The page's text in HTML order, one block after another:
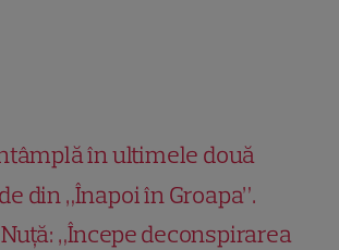
în ultimele două
din „Înapoi în Groapa”.
„Începe deconspirarea